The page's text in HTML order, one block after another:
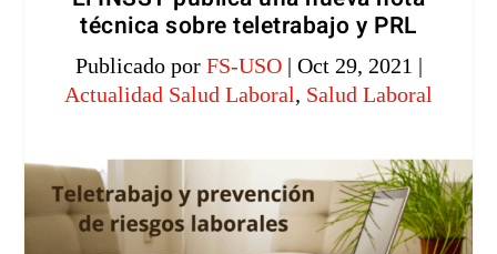
técnica sobre teletrabajo y PRL
Publicado por FS-USO| Oct 29, 2021 |
Actualidad Salud Laboral, Salud Laboral